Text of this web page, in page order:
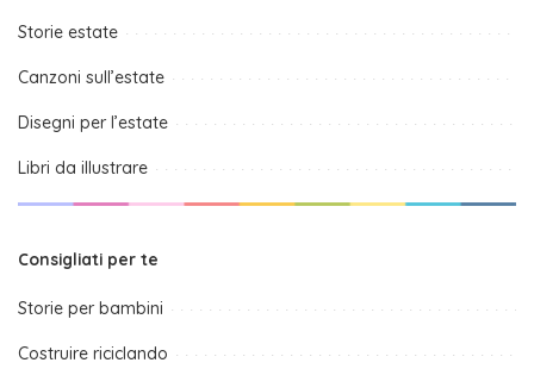
Storie estate
Canzoni sull’estate
Disegni per l’estate
Libri da illustrare
Consigliati per te
Storie per bambini
Costruire riciclando